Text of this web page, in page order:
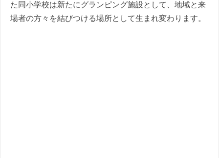
た同小学校は新たにグランピング施設として、地域と来
場者の方々を結びつける場所として生まれ変わります。